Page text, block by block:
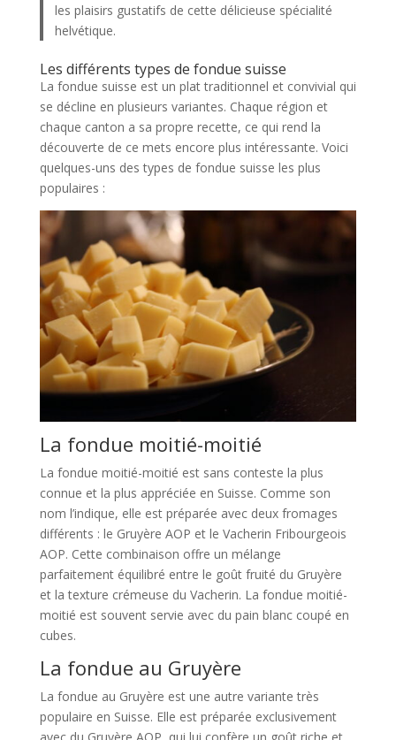
les plaisirs gustatifs de cette délicieuse spécialité
helvétique.
Les différents types de fondue suisse
La fondue suisse est un plat traditionnel et convivial qui
se décline en plusieurs variantes. Chaque région et
chaque canton a sa propre recette, ce qui rend la
découverte de ce mets encore plus intéressante. Voici
quelques-uns des types de fondue suisse les plus
populaires :
La fondue moitié-moitié
La fondue moitié-moitié est sans conteste la plus
connue et la plus appréciée en Suisse. Comme son
nom l’indique, elle est préparée avec deux fromages
différents : le Gruyère AOP et le Vacherin Fribourgeois
AOP. Cette combinaison offre un mélange
parfaitement équilibré entre le goût fruité du Gruyère
et la texture crémeuse du Vacherin. La fondue moitié-
moitié est souvent servie avec du pain blanc coupé en
cubes.
La fondue au Gruyère
La fondue au Gruyère est une autre variante très
populaire en Suisse. Elle est préparée exclusivement